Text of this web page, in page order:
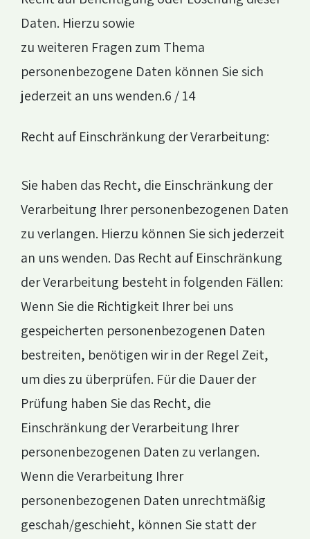
Daten. Hierzu sowie
zu weiteren Fragen zum Thema
personenbezogene Daten können Sie sich
jederzeit an uns wenden.6 / 14
Recht auf Einschränkung der Verarbeitung:
Sie haben das Recht, die Einschränkung der
Verarbeitung Ihrer personenbezogenen Daten
zu verlangen. Hierzu können Sie sich jederzeit
an uns wenden. Das Recht auf Einschränkung
der Verarbeitung besteht in folgenden Fällen:
Wenn Sie die Richtigkeit Ihrer bei uns
gespeicherten personenbezogenen Daten
bestreiten, benötigen wir in der Regel Zeit,
um dies zu überprüfen. Für die Dauer der
Prüfung haben Sie das Recht, die
Einschränkung der Verarbeitung Ihrer
personenbezogenen Daten zu verlangen.
Wenn die Verarbeitung Ihrer
personenbezogenen Daten unrechtmäßig
geschah/geschieht, können Sie statt der